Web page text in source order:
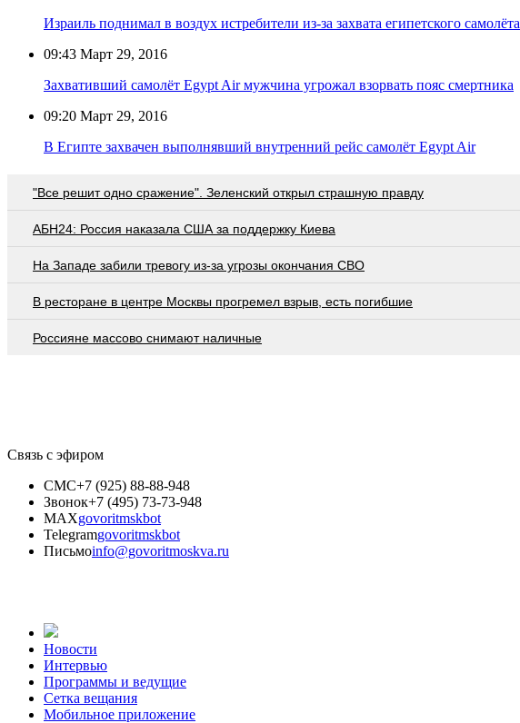
Израиль поднимал в воздух истребители из-за захвата египетского самолёта
09:43 Март 29, 2016
Захвативший самолёт Egypt Air мужчина угрожал взорвать пояс смертника
09:20 Март 29, 2016
В Египте захвачен выполнявший внутренний рейс самолёт Egypt Air
"Все решит одно сражение". Зеленский открыл страшную правду
АБН24: Россия наказала США за поддержку Киева
На Западе забили тревогу из-за угрозы окончания СВО
В ресторане в центре Москвы прогремел взрыв, есть погибшие
Россияне массово снимают наличные
Связь с эфиром
СМС+7 (925) 88-88-948
Звонок+7 (495) 73-73-948
MAXgovoritmskbot
Telegramgovoritmskbot
Письмоinfo@govoritmoskva.ru
Новости
Интервью
Программы и ведущие
Сетка вещания
Мобильное приложение